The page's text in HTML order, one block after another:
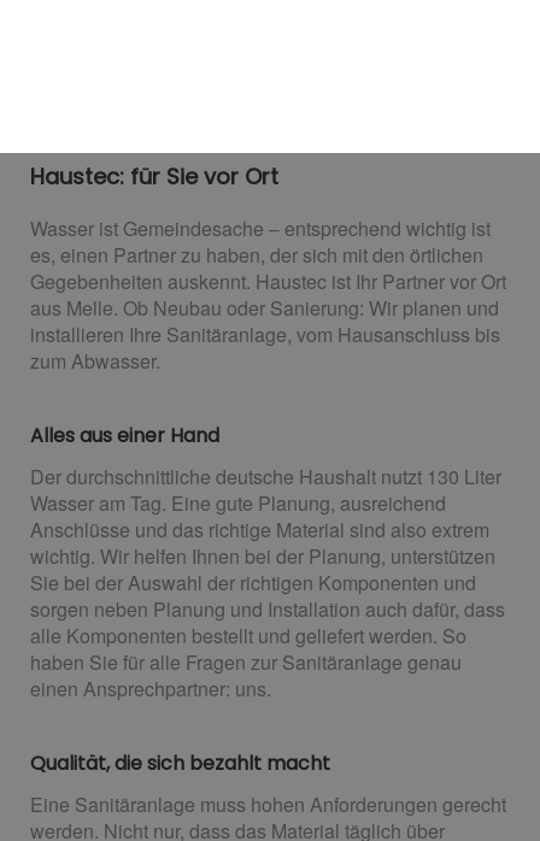
Haustec: für Sie vor Ort
Wasser ist Gemeindesache – entsprechend wichtig ist
es, einen Partner zu haben, der sich mit den örtlichen
Gegebenheiten auskennt. Haustec ist Ihr Partner vor Ort
aus Melle. Ob Neubau oder Sanierung: Wir planen und
installieren Ihre Sanitäranlage, vom Hausanschluss bis
zum Abwasser.
Alles aus einer Hand
Der durchschnittliche deutsche Haushalt nutzt 130 Liter
Wasser am Tag. Eine gute Planung, ausreichend
Anschlüsse und das richtige Material sind also extrem
wichtig. Wir helfen Ihnen bei der Planung, unterstützen
Sie bei der Auswahl der richtigen Komponenten und
sorgen neben Planung und Installation auch dafür, dass
alle Komponenten bestellt und geliefert werden. So
haben Sie für alle Fragen zur Sanitäranlage genau
einen Ansprechpartner: uns.
Qualität, die sich bezahlt macht
Eine Sanitäranlage muss hohen Anforderungen gerecht
werden. Nicht nur, dass das Material täglich über